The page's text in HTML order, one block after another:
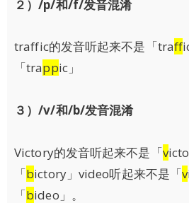
２）/p/和/f/发音混淆
traffic的发音听起来不是「traff
「trappic」
３）/v/和/b/发音混淆
Victory的发音听起来不是「v
「bictory」video听起来不是「v
「bideo」。